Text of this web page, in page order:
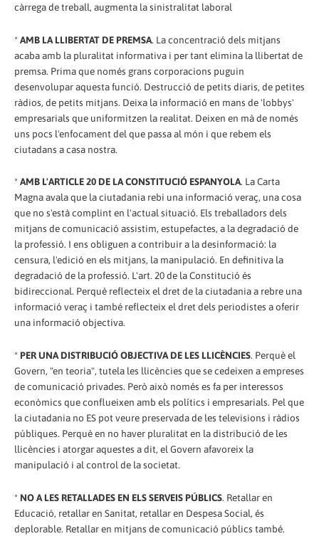
càrrega de treball, augmenta la sinistralitat laboral
*AMB LA LLIBERTAT DE PREMSA. La concentració dels mitjans
acaba amb la pluralitat informativa i per tant elimina la llibertat de
premsa. Prima que només grans corporacions puguin
desenvolupar aquesta funció. Destrucció de petits diaris, de petites
ràdios, de petits mitjans. Deixa la informació en mans de 'lobbys'
empresarials que uniformitzen la realitat. Deixen en mà de només
uns pocs l'enfocament del que passa al món i que rebem els
ciutadans a casa nostra.
*AMB L'ARTICLE 20 DE LA CONSTITUCIÓ ESPANYOLA. La Carta
Magna avala que la ciutadania rebi una informació veraç, una cosa
que no s'està complint en l'actual situació. Els treballadors dels
mitjans de comunicació assistim, estupefactes, a la degradació de
la professió. I ens obliguen a contribuir a la desinformació: la
censura, l'edició en els mitjans, la manipulació. En definitiva la
degradació de la professió. L'art. 20 de la Constitució és
bidireccional. Perquè reflecteix el dret de la ciutadania a rebre una
informació veraç i també reflecteix el dret dels periodistes a oferir
una informació objectiva.
* PER UNA DISTRIBUCIÓ OBJECTIVA DE LES LLICÈNCIES. Perquè el
Govern, "en teoria", tutela les llicències que se cedeixen a empreses
de comunicació privades. Però això només es fa per interessos
econòmics que conflueixen amb els polítics i empresarials. Pel que
la ciutadania no ES pot veure preservada de les televisions i ràdios
públiques. Perquè en no haver pluralitat en la distribució de les
llicències i atorgar aquestes a dit, el Govern afavoreix la
manipulació i al control de la societat.
* NO A LES RETALLADES EN ELS SERVEIS PÚBLICS. Retallar en
Educació, retallar en Sanitat, retallar en Despesa Social, és
deplorable. Retallar en mitjans de comunicació públics també.